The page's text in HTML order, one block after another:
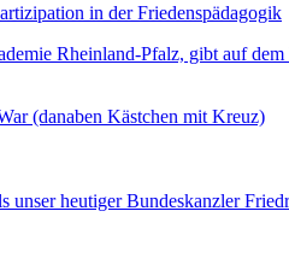
in der Friedenspädagogik
Rheinland-Pfalz, gibt auf
unser heutiger Bundeskanzler